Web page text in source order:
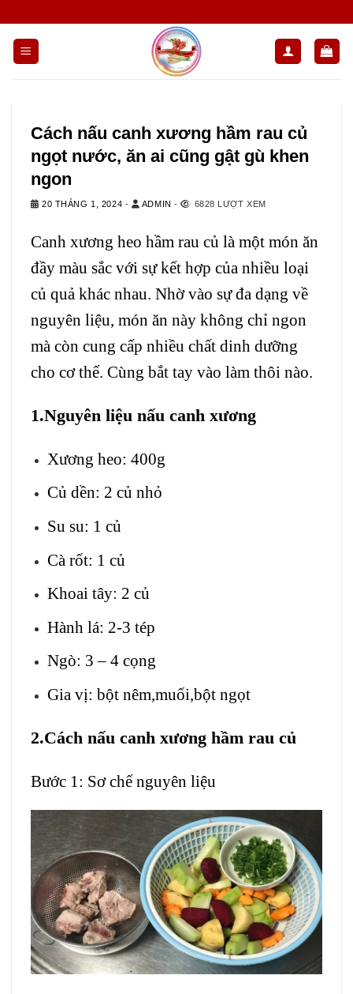
dung
Cách nấu canh xương hầm rau củ
ngọt nước, ăn ai cũng gật gù khen
ngon
20 THÁNG 1, 2024 - ADMIN - 6828 LƯỢT XEM
Canh xương heo hầm rau củ là một món ăn
đầy màu sắc với sự kết hợp của nhiều loại
củ quả khác nhau. Nhờ vào sự đa dạng về
nguyên liệu, món ăn này không chỉ ngon
mà còn cung cấp nhiều chất dinh dưỡng
cho cơ thể. Cùng bắt tay vào làm thôi nào.
1.Nguyên liệu nấu canh xương
Xương heo: 400g
Củ dền: 2 củ nhỏ
Su su: 1 củ
Cà rốt: 1 củ
Khoai tây: 2 củ
Hành lá: 2-3 tép
Ngò: 3 – 4 cọng
Gia vị: bột nêm,muối,bột ngọt
2.Cách nấu canh xương hầm rau củ
Bước 1: Sơ chế nguyên liệu